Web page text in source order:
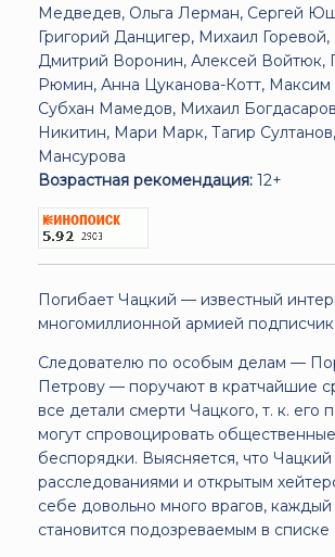
Медведев, Ольга Лерман, Сергей
Григорий Данцигер, Михаил
Дмитрий Воронин, Алексей Войтюк,
Рюмин, Анна Цуканова-Котт, Максим
Субхан Мамедов, Михаил
Никитин, Мари Марк, Тагир
Мансурова
Возрастная рекомендация: 12+
Погибает Чацкий — известный
многомиллионной армией
Следователю по особым делам —
Петрову — поручают в кратчайшие
все детали смерти Чацкого, т. к. его
могут спровоцировать
беспорядки. Выясняется, что
расследованиями и открытым
себе довольно много врагов, каждый
становится подозреваемым в